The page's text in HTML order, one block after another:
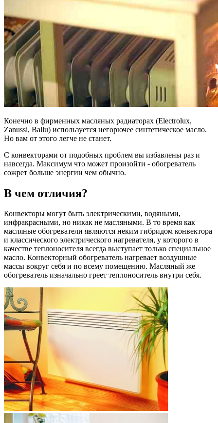
Конечно в фирменных масляных радиаторах (Electrolux,
Zanussi, Ballu) используется негорючее синтетическое масло.
Но вам от этого легче не станет.
С конвекторами от подобных проблем вы избавлены раз и
навсегда. Максимум что может произойти - обогреватель
сожрет больше энергии чем обычно.
В чем отличия?
Конвекторы могут быть электрическими, водяными,
инфракрасными, но никак не масляными. В то время как
масляные обогреватели являются неким гибридом конвектора
и классического электрического нагревателя, у которого в
качестве теплоносителя всегда выступает только специальное
масло. Конвекторный обогреватель нагревает воздушные
массы вокруг себя и по всему помещению. Масляный же
обогреватель изначально греет теплоноситель внутри себя.